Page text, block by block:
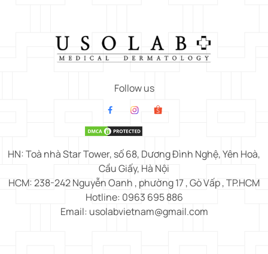
Follow us
HN: Toà nhà Star Tower, số 68, Dương Đình Nghệ, Yên Hoà,
Cầu Giấy, Hà Nội
HCM: 238-242 Nguyễn Oanh , phường 17 , Gò Vấp , TP.HCM
Hotline: 0963 695 886
Email: usolabvietnam@gmail.com